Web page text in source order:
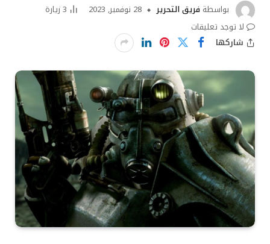
بواسطة فريق التحرير 28 نوفمبر, 2023 3زيارة
لا توجد تعليقات
شاركها